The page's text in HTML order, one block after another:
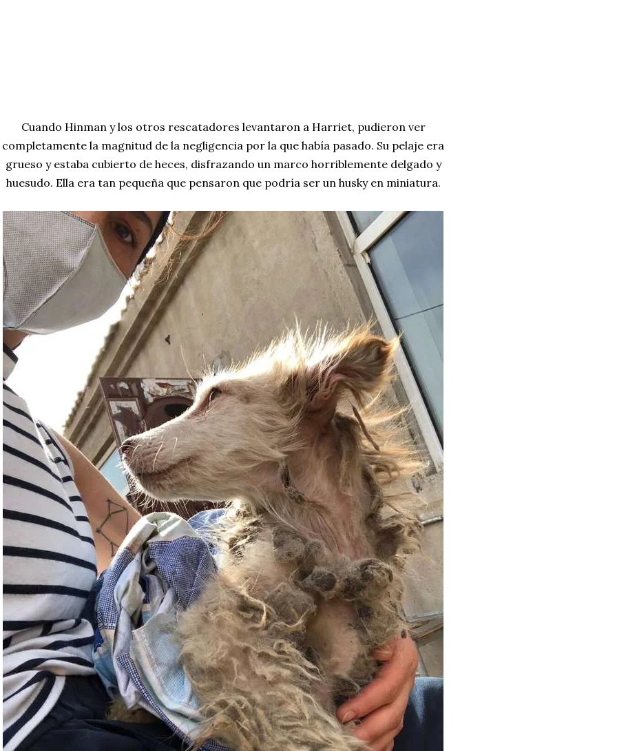
Cuando Hinman y los otros rescatadores levantaron a Harriet, pudieron ver
completamente la magnitud de la negligencia por la que había pasado. Su pelaje era
grueso y estaba cubierto de heces, disfrazando un marco horriblemente delgado y
huesudo. Ella era tan pequeña que pensaron que podría ser un husky en miniatura.